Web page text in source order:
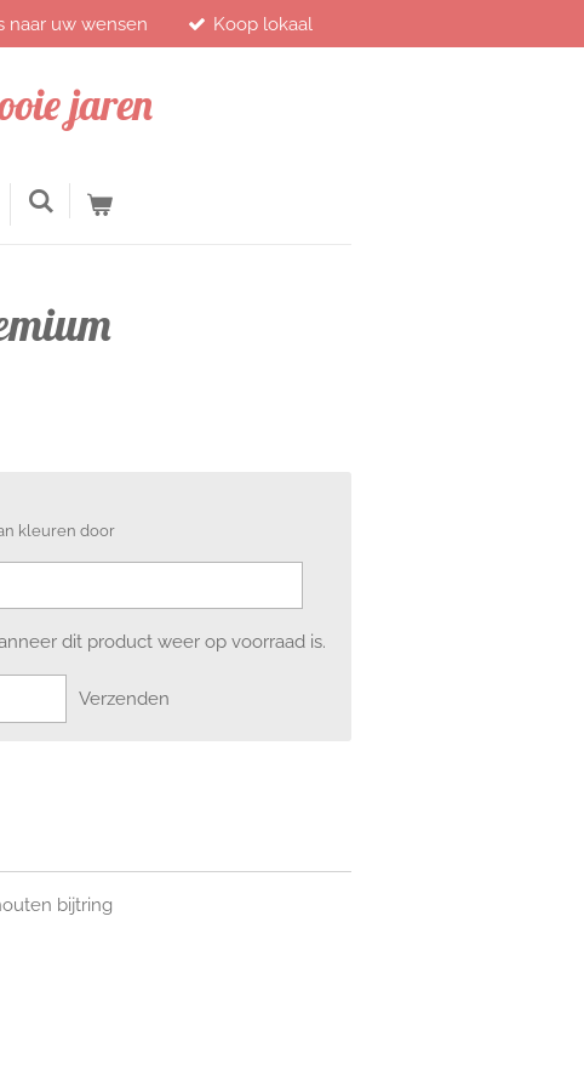
naar uw wensen Koop lokaal
jaren
kleuren door
dit product weer op voorraad is.
Verzenden
bijtring